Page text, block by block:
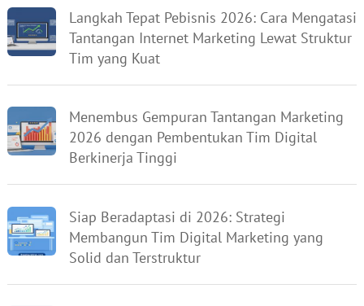
Langkah Tepat Pebisnis 2026: Cara Mengatasi
Tantangan Internet Marketing Lewat Struktur
Tim yang Kuat
Menembus Gempuran Tantangan Marketing
2026 dengan Pembentukan Tim Digital
Berkinerja Tinggi
Siap Beradaptasi di 2026: Strategi
Membangun Tim Digital Marketing yang
Solid dan Terstruktur